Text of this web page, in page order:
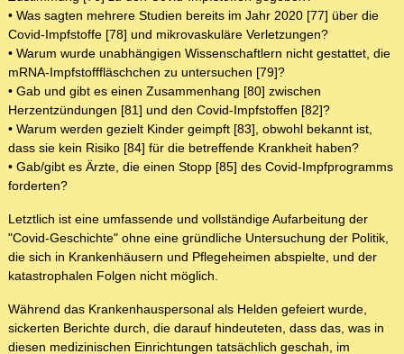
• Was sagten mehrere Studien bereits im Jahr 2020 [77] über die
Covid-Impfstoffe [78] und mikrovaskuläre Verletzungen?
• Warum wurde unabhängigen Wissenschaftlern nicht gestattet, die
mRNA-Impfstofffläschchen zu untersuchen [79]?
• Gab und gibt es einen Zusammenhang [80] zwischen
Herzentzündungen [81] und den Covid-Impfstoffen [82]?
• Warum werden gezielt Kinder geimpft [83], obwohl bekannt ist,
dass sie kein Risiko [84] für die betreffende Krankheit haben?
• Gab/gibt es Ärzte, die einen Stopp [85] des Covid-Impfprogramms
forderten?
Letztlich ist eine umfassende und vollständige Aufarbeitung der
"Covid-Geschichte" ohne eine gründliche Untersuchung der Politik,
die sich in Krankenhäusern und Pflegeheimen abspielte, und der
katastrophalen Folgen nicht möglich.
Während das Krankenhauspersonal als Helden gefeiert wurde,
sickerten Berichte durch, die darauf hindeuteten, dass das, was in
diesen medizinischen Einrichtungen tatsächlich geschah, im